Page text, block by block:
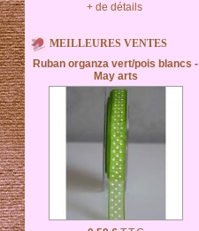
+ de détails
MEILLEURES VENTES
Ruban organza vert/pois blancs -
May arts